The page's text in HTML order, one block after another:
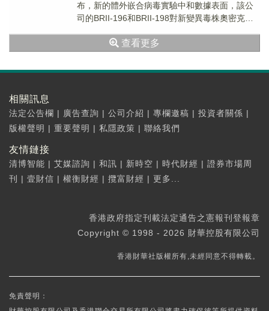
布，新的體外嵌合病毒實驗中和數據表面，該公
司的BRII-196和BRII-198對新變異毒株奧密克戎
查看更多
相關訊息
法定公告欄 | 廣告查詢 | 公司介紹 | 專欄邀稿 | 投資者關係 |
版權聲明 | 重要聲明 | 私隱政策 | 聯絡我們
友情鏈接
清博智能 | 艾媒諮詢 | 和訊 | 新時空 | 時代財經 | 證券市場周
刊
| 壹財信 | 權衡財經 | 攬富財經 | 更多...
香港政府指定刊載法定通告之憲報刊登報章
Copyright © 1998 - 2026 財華控股有限公司
香港財華社版權所有,未經同意不得轉載。
免責聲明：